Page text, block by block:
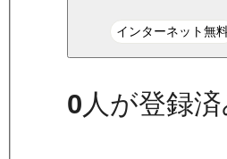
インターネット無
0人が登録